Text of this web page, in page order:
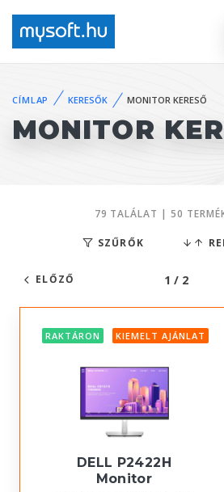
CÍMLAP KERESŐK MONITOR KERESŐ
MONITOR
79 TALÁLAT | 50
SZŰRŐK
ELŐZŐ 1 / 2
RAKTÁRON KIEMELT AJÁNLAT
DELL P2422H
Monitor